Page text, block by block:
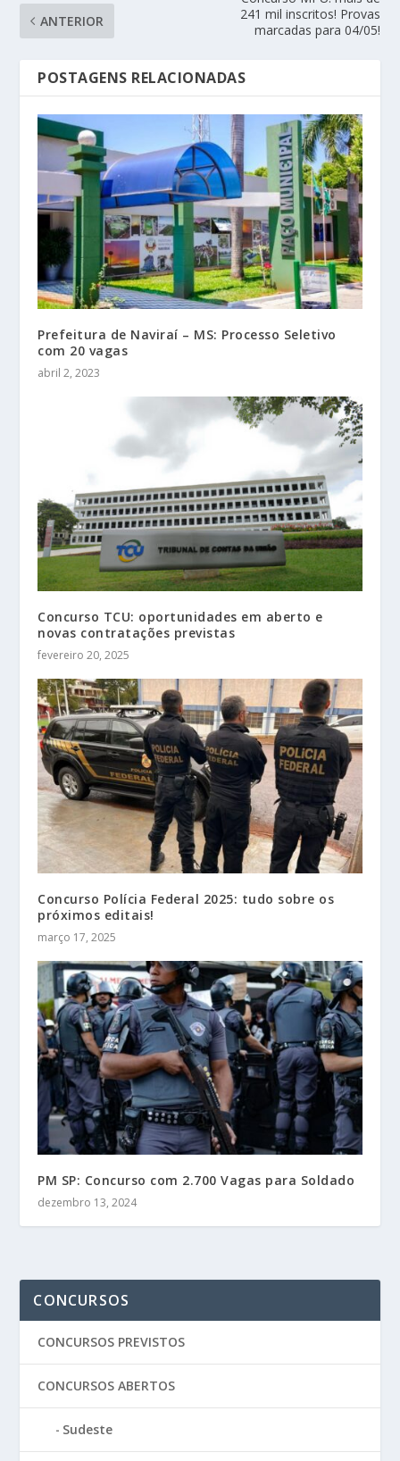
ANTERIOR
241 mil inscritos! Provas
marcadas para 04/05!
POSTAGENS RELACIONADAS
Prefeitura de Naviraí – MS: Processo Seletivo
com 20 vagas
abril 2, 2023
Concurso TCU: oportunidades em aberto e
novas contratações previstas
fevereiro 20, 2025
Concurso Polícia Federal 2025: tudo sobre os
próximos editais!
março 17, 2025
PM SP: Concurso com 2.700 Vagas para Soldado
dezembro 13, 2024
CONCURSOS
CONCURSOS PREVISTOS
CONCURSOS ABERTOS
Sudeste